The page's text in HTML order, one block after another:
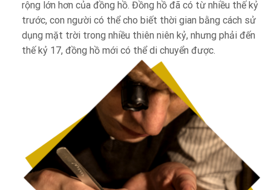
rộng lớn hơn của đồng hồ. Đồng hồ đã có từ nhiều thế kỷ
trước, con người có thể cho biết thời gian bằng cách sử
dụng mặt trời trong nhiều thiên niên kỷ, nhưng phải đến
thế kỷ 17, đồng hồ mới có thể di chuyển được.